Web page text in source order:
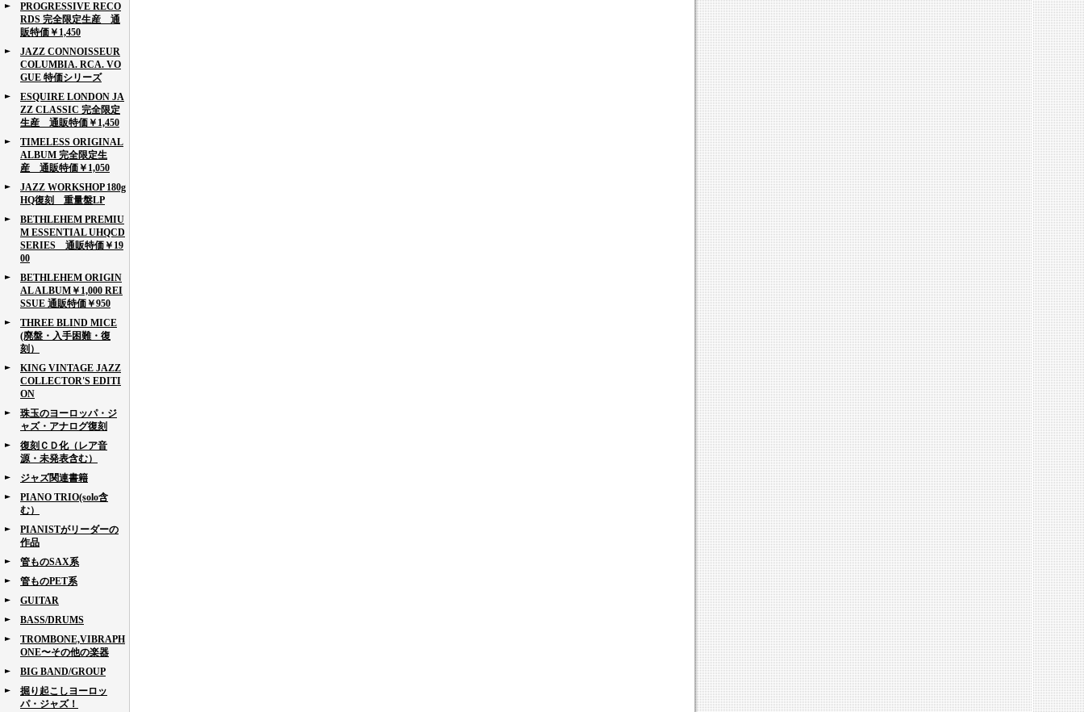
PROGRESSIVE RECO
RDS 完全限定生産 通
販特価￥1,450
JAZZ CONNOISSEUR
COLUMBIA. RCA. VO
GUE 特価シリーズ
ESQUIRE LONDON JA
ZZ CLASSIC 完全限定
生産 通販特価￥1,450
TIMELESS ORIGINAL
ALBUM 完全限定生
産 通販特価￥1,050
JAZZ WORKSHOP 180g
HQ復刻 重量盤LP
BETHLEHEM PREMIU
M ESSENTIAL UHQCD
SERIES 通販特価￥19
00
BETHLEHEM ORIGIN
AL ALBUM￥1,000 REI
SSUE 通販特価￥950
THREE BLIND MICE
(廃盤・入手困難・復
刻）
KING VINTAGE JAZZ
COLLECTOR'S EDITI
ON
珠玉のヨーロッパ・ジ
ャズ・アナログ復刻
復刻ＣＤ化（レア音
源・未発表含む）
ジャズ関連書籍
PIANO TRIO(solo含
む）
PIANISTがリーダーの
作品
管ものSAX系
管ものPET系
GUITAR
BASS/DRUMS
TROMBONE,VIBRAPH
ONE〜その他の楽器
BIG BAND/GROUP
掘り起こしヨーロッ
パ・ジャズ！